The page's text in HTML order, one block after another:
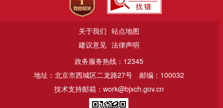
关于我们 站点地图
建议意见 法律声明
政务服务热线：12345
地址：北京市西城区二龙路27号
邮编：100032
技术支持邮箱：work@bjxch.gov.cn